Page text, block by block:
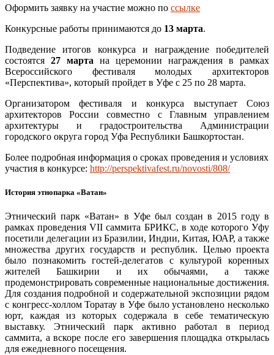
Оформить заявку на участие можно по ссылке
Конкурсные работы принимаются до 13 марта.
Подведение итогов конкурса и награждение победителей
состоятся 27 марта на церемонии награждения в рамках
Всероссийского фестиваля молодых архитекторов
«Перспектива», который пройдет в Уфе с 25 по 28 марта.
Организатором фестиваля и конкурса выступает Союз
архитекторов России совместно с Главным управлением
архитектуры и градостроительства Администрации
городского округа город Уфа Республики Башкортостан.
Более подробная информация о сроках проведения и условиях
участия в конкурсе: http://perspektivafest.ru/novosti/808/
История этнопарка «Ватан»
Этнический парк «Ватан» в Уфе был создан в 2015 году в
рамках проведения VII саммита БРИКС, в ходе которого Уфу
посетили делегации из Бразилии, Индии, Китая, ЮАР, а также
множества других государств и республик. Целью проекта
было познакомить гостей-делегатов с культурой коренных
жителей Башкирии и их обычаями, а также
продемонстрировать современные национальные достижения.
Для создания подробной и содержательной экспозиции рядом
с конгресс-холлом Торатау в Уфе было установлено несколько
юрт, каждая из которых содержала в себе тематическую
выставку. Этнический парк активно работал в период
саммита, а вскоре после его завершения площадка открылась
для ежедневного посещения.